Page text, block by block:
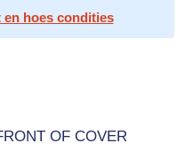
en hoes condities
OF COVER